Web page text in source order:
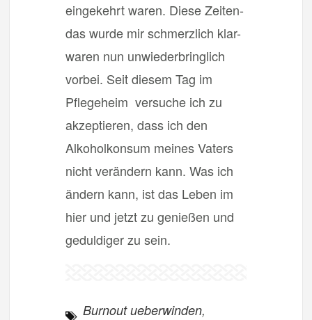
eingekehrt waren. Diese Zeiten-
das wurde mir schmerzlich klar-
waren nun unwiederbringlich
vorbei. Seit diesem Tag im
Pflegeheim versuche ich zu
akzeptieren, dass ich den
Alkoholkonsum meines Vaters
nicht verändern kann. Was ich
ändern kann, ist das Leben im
hier und jetzt zu genießen und
geduldiger zu sein.
Burnout ueberwinden,